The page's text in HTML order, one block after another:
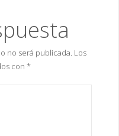
no será publicada. Los
con *